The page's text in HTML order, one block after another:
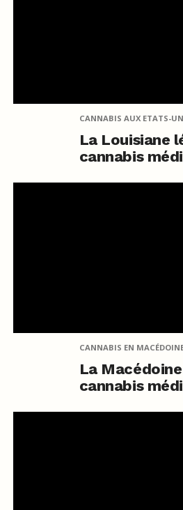
CANNABIS AUX ETATS-
La Louisiane
cannabis
CANNABIS EN
La
cannabis